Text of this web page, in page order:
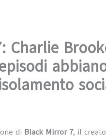
Charlie
di Black Mirror 7, il